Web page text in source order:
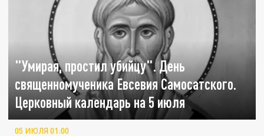
"Умирая, простил убийцу". День
священномученика Евсевия Самосатского.
Церковный календарь на 5 июля
05 ИЮЛЯ 01:00